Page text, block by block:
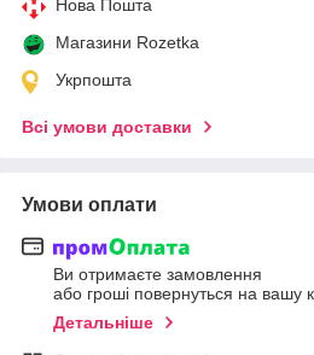
Нова Пошта
Магазини Rozetka
Укрпошта
Всі умови доставки
Умови оплати
Ви отримаєте замовлення
або гроші повернуться на вашу
Детальніше